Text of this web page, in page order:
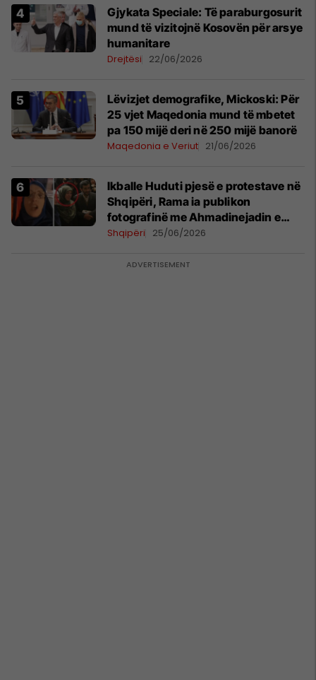
​Gjykata Speciale: Të paraburgosurit
mund të vizitojnë Kosovën për arsye
humanitare
Drejtësi 22/06/2026
Lëvizjet demografike, Mickoski: Për
25 vjet Maqedonia mund të mbetet
pa 150 mijë deri në 250 mijë banorë
Maqedonia e Veriut 21/06/2026
Ikballe Huduti pjesë e protestave në
Shqipëri, Rama ia publikon
fotografinë me Ahmadinejadin e
Iranit
Shqipëri 25/06/2026